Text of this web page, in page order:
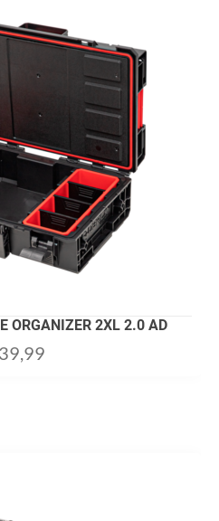
ORGANIZER 2XL 2.0 AD
39,99